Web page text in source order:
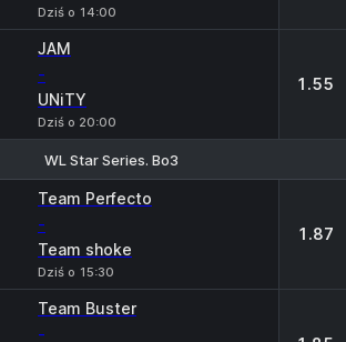
Dziś o 14:00
JAM
-
UNiTY
Dziś o 20:00
1.55
WL Star Series. Bo3
Team Perfecto
-
Team shoke
Dziś o 15:30
1.87
Team Buster
-